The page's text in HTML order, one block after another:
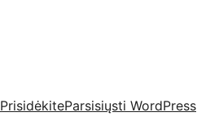
PrisidėkiteParsisiųsti WordPress